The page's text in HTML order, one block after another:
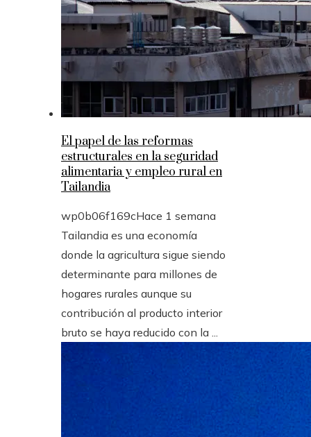
El papel de las reformas
estructurales en la seguridad
alimentaria y empleo rural en
Tailandia
wp0b06f169cHace 1 semana
Tailandia es una economía
donde la agricultura sigue siendo
determinante para millones de
hogares rurales aunque su
contribución al producto interior
bruto se haya reducido con la ...